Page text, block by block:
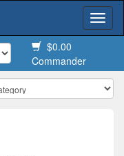
$0.00
Commander